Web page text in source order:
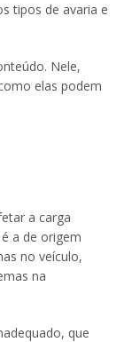
tipos de avaria e
Nele,
elas podem
a carga
a de origem
no veículo,
na
que